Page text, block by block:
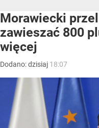
Morawiecki
zawieszać 800
więcej
Dodano:dzisiaj 18:07